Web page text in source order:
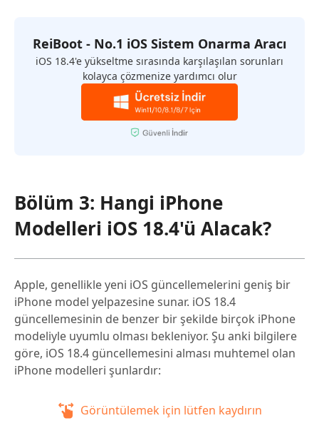
ReiBoot - No.1 iOS Sistem Onarma Aracı
iOS 18.4'e yükseltme sırasında karşılaşılan sorunları
kolayca çözmenize yardımcı olur
Bölüm 3: Hangi iPhone
Modelleri iOS 18.4'ü Alacak?
Apple, genellikle yeni iOS güncellemelerini geniş bir
iPhone model yelpazesine sunar. iOS 18.4
güncellemesinin de benzer bir şekilde birçok iPhone
modeliyle uyumlu olması bekleniyor. Şu anki bilgilere
göre, iOS 18.4 güncellemesini alması muhtemel olan
iPhone modelleri şunlardır:
Görüntülemek için lütfen kaydırın